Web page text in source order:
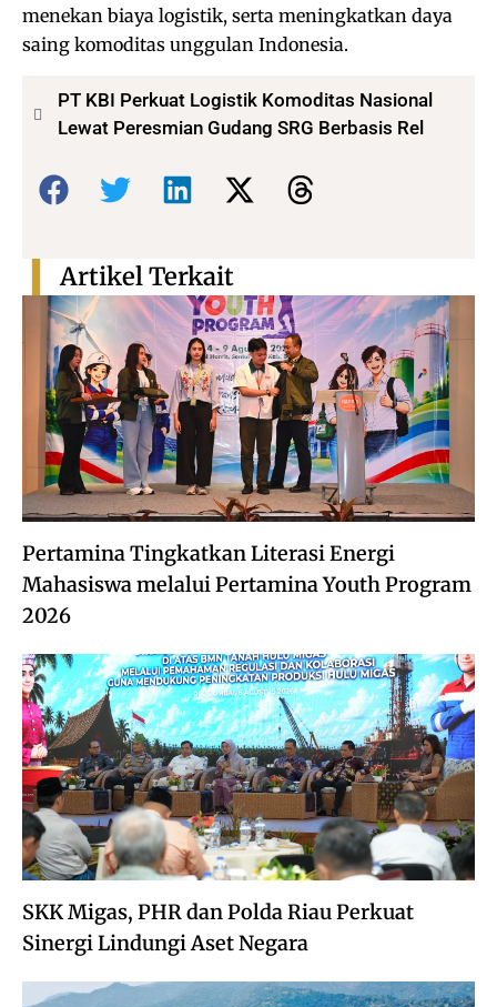
menekan biaya logistik, serta meningkatkan daya
saing komoditas unggulan Indonesia.
PT KBI Perkuat Logistik Komoditas Nasional
Lewat Peresmian Gudang SRG Berbasis Rel
Bagikan:
Pertamina Tingkatkan Literasi Energi
Mahasiswa melalui Pertamina Youth Program
2026
SKK Migas, PHR dan Polda Riau Perkuat
Sinergi Lindungi Aset Negara
Artikel Terkait